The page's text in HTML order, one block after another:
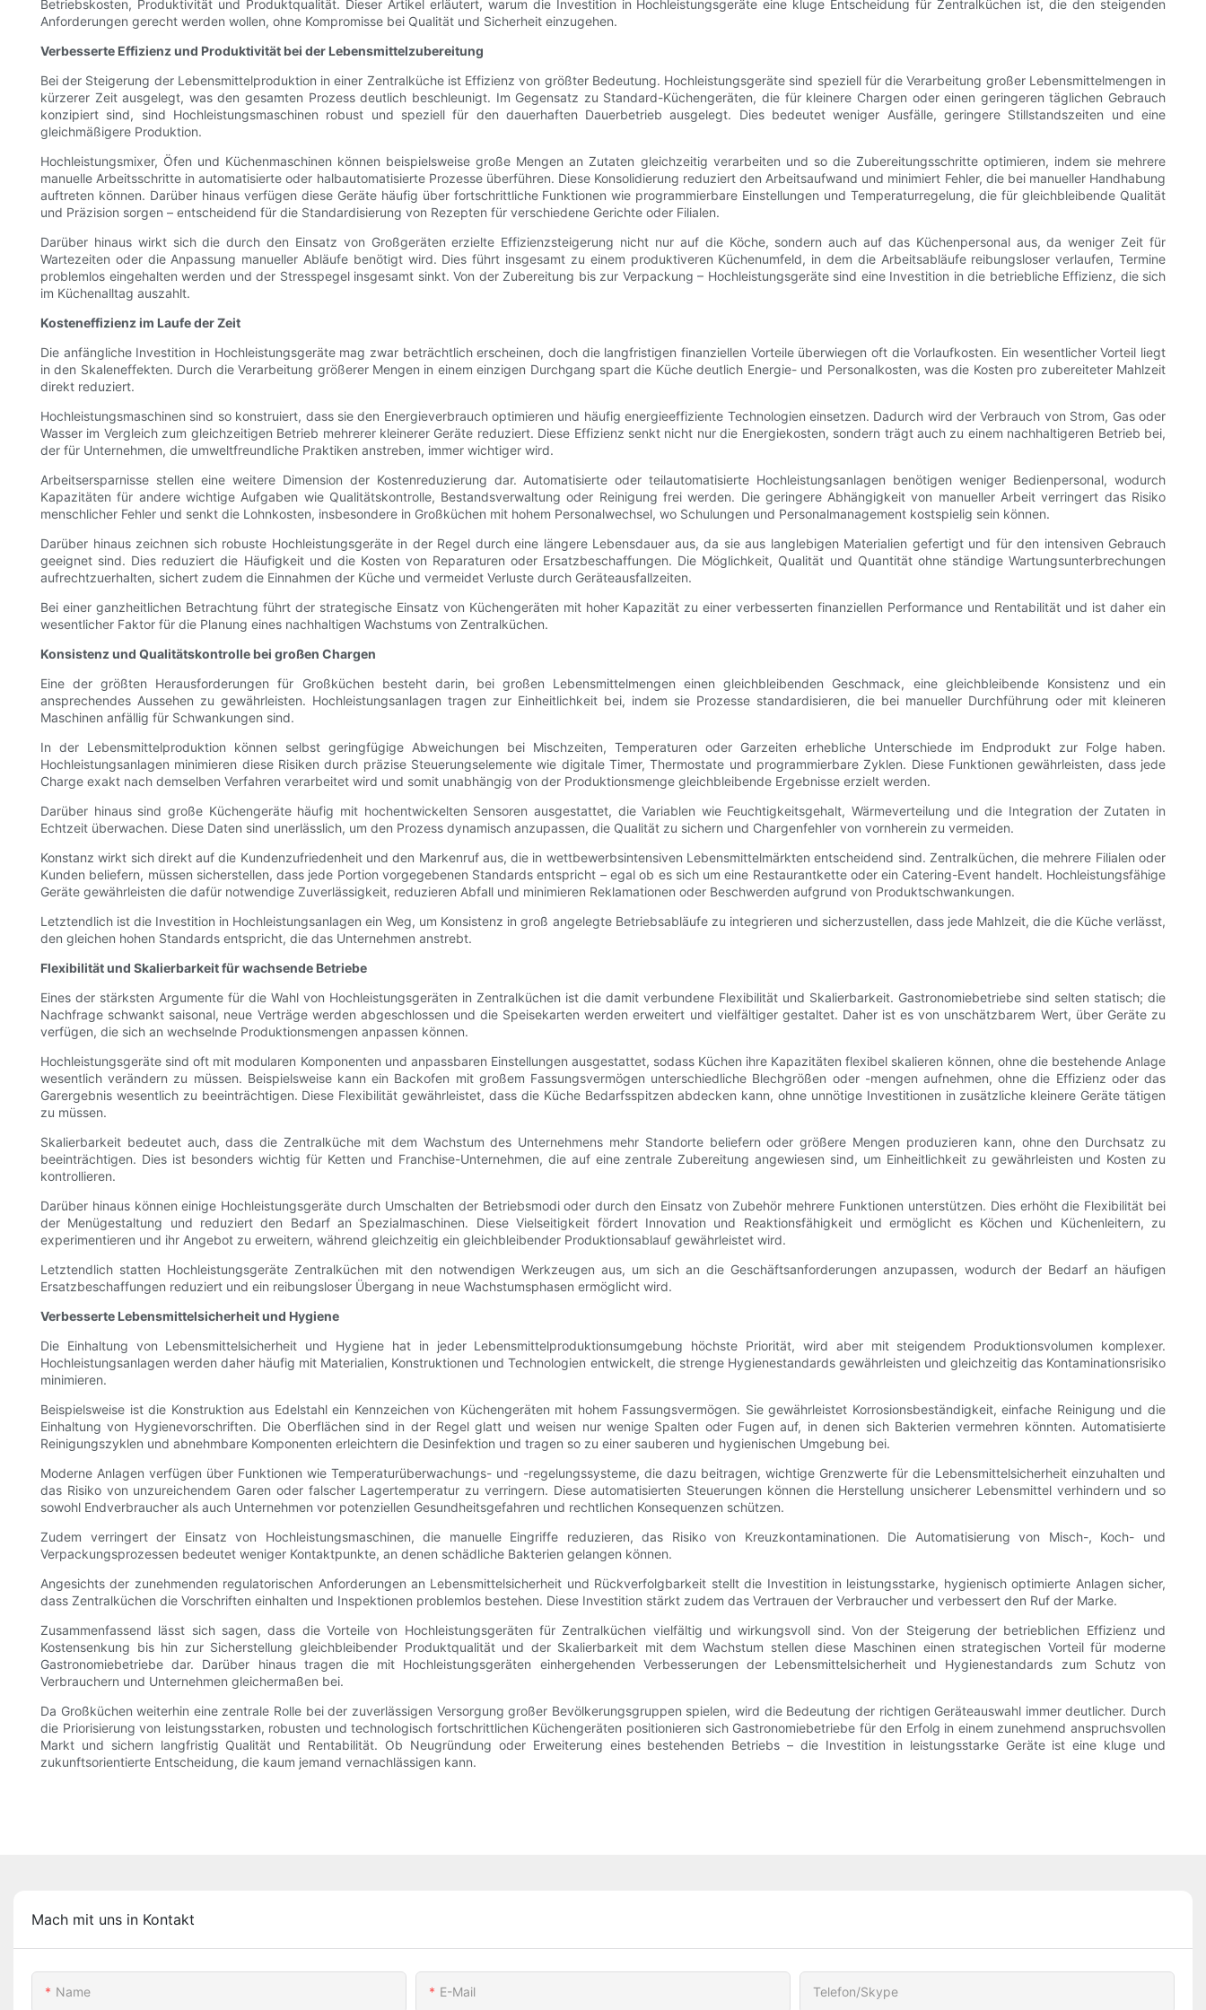
Betriebskosten, Produktivität und Produktqualität. Dieser Artikel erläutert, warum die Investition in Hochleistungsgeräte eine kluge Entscheidung für Zentralküchen ist, die den steigenden
Anforderungen gerecht werden wollen, ohne Kompromisse bei Qualität und Sicherheit einzugehen.
Verbesserte Effizienz und Produktivität bei der Lebensmittelzubereitung
Bei der Steigerung der Lebensmittelproduktion in einer Zentralküche ist Effizienz von größter Bedeutung. Hochleistungsgeräte sind speziell für die Verarbeitung großer Lebensmittelmengen in
kürzerer Zeit ausgelegt, was den gesamten Prozess deutlich beschleunigt. Im Gegensatz zu Standard-Küchengeräten, die für kleinere Chargen oder einen geringeren täglichen Gebrauch
konzipiert sind, sind Hochleistungsmaschinen robust und speziell für den dauerhaften Dauerbetrieb ausgelegt. Dies bedeutet weniger Ausfälle, geringere Stillstandszeiten und eine
gleichmäßigere Produktion.
Hochleistungsmixer, Öfen und Küchenmaschinen können beispielsweise große Mengen an Zutaten gleichzeitig verarbeiten und so die Zubereitungsschritte optimieren, indem sie mehrere
manuelle Arbeitsschritte in automatisierte oder halbautomatisierte Prozesse überführen. Diese Konsolidierung reduziert den Arbeitsaufwand und minimiert Fehler, die bei manueller Handhabung
auftreten können. Darüber hinaus verfügen diese Geräte häufig über fortschrittliche Funktionen wie programmierbare Einstellungen und Temperaturregelung, die für gleichbleibende Qualität
und Präzision sorgen – entscheidend für die Standardisierung von Rezepten für verschiedene Gerichte oder Filialen.
Darüber hinaus wirkt sich die durch den Einsatz von Großgeräten erzielte Effizienzsteigerung nicht nur auf die Köche, sondern auch auf das Küchenpersonal aus, da weniger Zeit für
Wartezeiten oder die Anpassung manueller Abläufe benötigt wird. Dies führt insgesamt zu einem produktiveren Küchenumfeld, in dem die Arbeitsabläufe reibungsloser verlaufen, Termine
problemlos eingehalten werden und der Stresspegel insgesamt sinkt. Von der Zubereitung bis zur Verpackung – Hochleistungsgeräte sind eine Investition in die betriebliche Effizienz, die sich
im Küchenalltag auszahlt.
Kosteneffizienz im Laufe der Zeit
Die anfängliche Investition in Hochleistungsgeräte mag zwar beträchtlich erscheinen, doch die langfristigen finanziellen Vorteile überwiegen oft die Vorlaufkosten. Ein wesentlicher Vorteil liegt
in den Skaleneffekten. Durch die Verarbeitung größerer Mengen in einem einzigen Durchgang spart die Küche deutlich Energie- und Personalkosten, was die Kosten pro zubereiteter Mahlzeit
direkt reduziert.
Hochleistungsmaschinen sind so konstruiert, dass sie den Energieverbrauch optimieren und häufig energieeffiziente Technologien einsetzen. Dadurch wird der Verbrauch von Strom, Gas oder
Wasser im Vergleich zum gleichzeitigen Betrieb mehrerer kleinerer Geräte reduziert. Diese Effizienz senkt nicht nur die Energiekosten, sondern trägt auch zu einem nachhaltigeren Betrieb bei,
der für Unternehmen, die umweltfreundliche Praktiken anstreben, immer wichtiger wird.
Arbeitsersparnisse stellen eine weitere Dimension der Kostenreduzierung dar. Automatisierte oder teilautomatisierte Hochleistungsanlagen benötigen weniger Bedienpersonal, wodurch
Kapazitäten für andere wichtige Aufgaben wie Qualitätskontrolle, Bestandsverwaltung oder Reinigung frei werden. Die geringere Abhängigkeit von manueller Arbeit verringert das Risiko
menschlicher Fehler und senkt die Lohnkosten, insbesondere in Großküchen mit hohem Personalwechsel, wo Schulungen und Personalmanagement kostspielig sein können.
Darüber hinaus zeichnen sich robuste Hochleistungsgeräte in der Regel durch eine längere Lebensdauer aus, da sie aus langlebigen Materialien gefertigt und für den intensiven Gebrauch
geeignet sind. Dies reduziert die Häufigkeit und die Kosten von Reparaturen oder Ersatzbeschaffungen. Die Möglichkeit, Qualität und Quantität ohne ständige Wartungsunterbrechungen
aufrechtzuerhalten, sichert zudem die Einnahmen der Küche und vermeidet Verluste durch Geräteausfallzeiten.
Bei einer ganzheitlichen Betrachtung führt der strategische Einsatz von Küchengeräten mit hoher Kapazität zu einer verbesserten finanziellen Performance und Rentabilität und ist daher ein
wesentlicher Faktor für die Planung eines nachhaltigen Wachstums von Zentralküchen.
Konsistenz und Qualitätskontrolle bei großen Chargen
Eine der größten Herausforderungen für Großküchen besteht darin, bei großen Lebensmittelmengen einen gleichbleibenden Geschmack, eine gleichbleibende Konsistenz und ein
ansprechendes Aussehen zu gewährleisten. Hochleistungsanlagen tragen zur Einheitlichkeit bei, indem sie Prozesse standardisieren, die bei manueller Durchführung oder mit kleineren
Maschinen anfällig für Schwankungen sind.
In der Lebensmittelproduktion können selbst geringfügige Abweichungen bei Mischzeiten, Temperaturen oder Garzeiten erhebliche Unterschiede im Endprodukt zur Folge haben.
Hochleistungsanlagen minimieren diese Risiken durch präzise Steuerungselemente wie digitale Timer, Thermostate und programmierbare Zyklen. Diese Funktionen gewährleisten, dass jede
Charge exakt nach demselben Verfahren verarbeitet wird und somit unabhängig von der Produktionsmenge gleichbleibende Ergebnisse erzielt werden.
Darüber hinaus sind große Küchengeräte häufig mit hochentwickelten Sensoren ausgestattet, die Variablen wie Feuchtigkeitsgehalt, Wärmeverteilung und die Integration der Zutaten in
Echtzeit überwachen. Diese Daten sind unerlässlich, um den Prozess dynamisch anzupassen, die Qualität zu sichern und Chargenfehler von vornherein zu vermeiden.
Konstanz wirkt sich direkt auf die Kundenzufriedenheit und den Markenruf aus, die in wettbewerbsintensiven Lebensmittelmärkten entscheidend sind. Zentralküchen, die mehrere Filialen oder
Kunden beliefern, müssen sicherstellen, dass jede Portion vorgegebenen Standards entspricht – egal ob es sich um eine Restaurantkette oder ein Catering-Event handelt. Hochleistungsfähige
Geräte gewährleisten die dafür notwendige Zuverlässigkeit, reduzieren Abfall und minimieren Reklamationen oder Beschwerden aufgrund von Produktschwankungen.
Letztendlich ist die Investition in Hochleistungsanlagen ein Weg, um Konsistenz in groß angelegte Betriebsabläufe zu integrieren und sicherzustellen, dass jede Mahlzeit, die die Küche verlässt,
den gleichen hohen Standards entspricht, die das Unternehmen anstrebt.
Flexibilität und Skalierbarkeit für wachsende Betriebe
Eines der stärksten Argumente für die Wahl von Hochleistungsgeräten in Zentralküchen ist die damit verbundene Flexibilität und Skalierbarkeit. Gastronomiebetriebe sind selten statisch; die
Nachfrage schwankt saisonal, neue Verträge werden abgeschlossen und die Speisekarten werden erweitert und vielfältiger gestaltet. Daher ist es von unschätzbarem Wert, über Geräte zu
verfügen, die sich an wechselnde Produktionsmengen anpassen können.
Hochleistungsgeräte sind oft mit modularen Komponenten und anpassbaren Einstellungen ausgestattet, sodass Küchen ihre Kapazitäten flexibel skalieren können, ohne die bestehende Anlage
wesentlich verändern zu müssen. Beispielsweise kann ein Backofen mit großem Fassungsvermögen unterschiedliche Blechgrößen oder -mengen aufnehmen, ohne die Effizienz oder das
Garergebnis wesentlich zu beeinträchtigen. Diese Flexibilität gewährleistet, dass die Küche Bedarfsspitzen abdecken kann, ohne unnötige Investitionen in zusätzliche kleinere Geräte tätigen
zu müssen.
Skalierbarkeit bedeutet auch, dass die Zentralküche mit dem Wachstum des Unternehmens mehr Standorte beliefern oder größere Mengen produzieren kann, ohne den Durchsatz zu
beeinträchtigen. Dies ist besonders wichtig für Ketten und Franchise-Unternehmen, die auf eine zentrale Zubereitung angewiesen sind, um Einheitlichkeit zu gewährleisten und Kosten zu
kontrollieren.
Darüber hinaus können einige Hochleistungsgeräte durch Umschalten der Betriebsmodi oder durch den Einsatz von Zubehör mehrere Funktionen unterstützen. Dies erhöht die Flexibilität bei
der Menügestaltung und reduziert den Bedarf an Spezialmaschinen. Diese Vielseitigkeit fördert Innovation und Reaktionsfähigkeit und ermöglicht es Köchen und Küchenleitern, zu
experimentieren und ihr Angebot zu erweitern, während gleichzeitig ein gleichbleibender Produktionsablauf gewährleistet wird.
Letztendlich statten Hochleistungsgeräte Zentralküchen mit den notwendigen Werkzeugen aus, um sich an die Geschäftsanforderungen anzupassen, wodurch der Bedarf an häufigen
Ersatzbeschaffungen reduziert und ein reibungsloser Übergang in neue Wachstumsphasen ermöglicht wird.
Verbesserte Lebensmittelsicherheit und Hygiene
Die Einhaltung von Lebensmittelsicherheit und Hygiene hat in jeder Lebensmittelproduktionsumgebung höchste Priorität, wird aber mit steigendem Produktionsvolumen komplexer.
Hochleistungsanlagen werden daher häufig mit Materialien, Konstruktionen und Technologien entwickelt, die strenge Hygienestandards gewährleisten und gleichzeitig das Kontaminationsrisiko
minimieren.
Beispielsweise ist die Konstruktion aus Edelstahl ein Kennzeichen von Küchengeräten mit hohem Fassungsvermögen. Sie gewährleistet Korrosionsbeständigkeit, einfache Reinigung und die
Einhaltung von Hygienevorschriften. Die Oberflächen sind in der Regel glatt und weisen nur wenige Spalten oder Fugen auf, in denen sich Bakterien vermehren könnten. Automatisierte
Reinigungszyklen und abnehmbare Komponenten erleichtern die Desinfektion und tragen so zu einer sauberen und hygienischen Umgebung bei.
Moderne Anlagen verfügen über Funktionen wie Temperaturüberwachungs- und -regelungssysteme, die dazu beitragen, wichtige Grenzwerte für die Lebensmittelsicherheit einzuhalten und
das Risiko von unzureichendem Garen oder falscher Lagertemperatur zu verringern. Diese automatisierten Steuerungen können die Herstellung unsicherer Lebensmittel verhindern und so
sowohl Endverbraucher als auch Unternehmen vor potenziellen Gesundheitsgefahren und rechtlichen Konsequenzen schützen.
Zudem verringert der Einsatz von Hochleistungsmaschinen, die manuelle Eingriffe reduzieren, das Risiko von Kreuzkontaminationen. Die Automatisierung von Misch-, Koch- und
Verpackungsprozessen bedeutet weniger Kontaktpunkte, an denen schädliche Bakterien gelangen können.
Angesichts der zunehmenden regulatorischen Anforderungen an Lebensmittelsicherheit und Rückverfolgbarkeit stellt die Investition in leistungsstarke, hygienisch optimierte Anlagen sicher,
dass Zentralküchen die Vorschriften einhalten und Inspektionen problemlos bestehen. Diese Investition stärkt zudem das Vertrauen der Verbraucher und verbessert den Ruf der Marke.
Zusammenfassend lässt sich sagen, dass die Vorteile von Hochleistungsgeräten für Zentralküchen vielfältig und wirkungsvoll sind. Von der Steigerung der betrieblichen Effizienz und
Kostensenkung bis hin zur Sicherstellung gleichbleibender Produktqualität und der Skalierbarkeit mit dem Wachstum stellen diese Maschinen einen strategischen Vorteil für moderne
Gastronomiebetriebe dar. Darüber hinaus tragen die mit Hochleistungsgeräten einhergehenden Verbesserungen der Lebensmittelsicherheit und Hygienestandards zum Schutz von
Verbrauchern und Unternehmen gleichermaßen bei.
Da Großküchen weiterhin eine zentrale Rolle bei der zuverlässigen Versorgung großer Bevölkerungsgruppen spielen, wird die Bedeutung der richtigen Geräteauswahl immer deutlicher. Durch
die Priorisierung von leistungsstarken, robusten und technologisch fortschrittlichen Küchengeräten positionieren sich Gastronomiebetriebe für den Erfolg in einem zunehmend anspruchsvollen
Markt und sichern langfristig Qualität und Rentabilität. Ob Neugründung oder Erweiterung eines bestehenden Betriebs – die Investition in leistungsstarke Geräte ist eine kluge und
zukunftsorientierte Entscheidung, die kaum jemand vernachlässigen kann.
Mach mit uns in Kontakt
Name E-Mail Telefon/Skype